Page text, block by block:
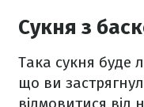
Сукня з
Така сукня буде
що ви